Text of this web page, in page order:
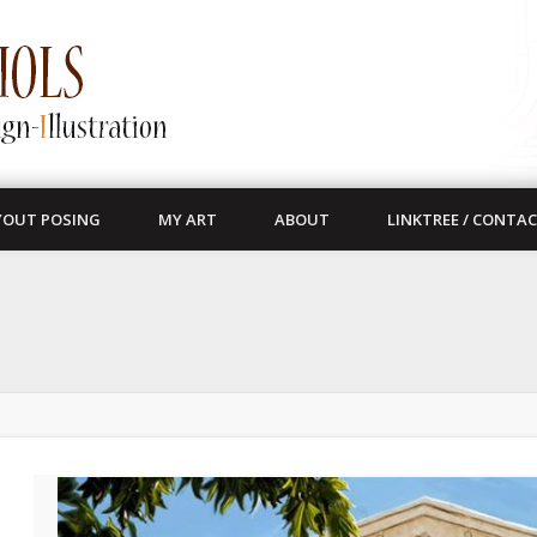
POSING MY ART ABOUT LINKTREE /